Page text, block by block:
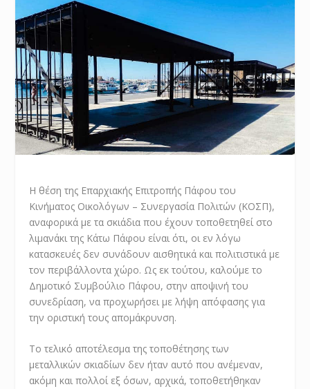
Η θέση της Επαρχιακής Επιτροπής Πάφου του
Κινήματος Οικολόγων – Συνεργασία Πολιτών (ΚΟΣΠ),
αναφορικά με τα σκιάδια που έχουν τοποθετηθεί στο
λιμανάκι της Κάτω Πάφου είναι ότι, οι εν λόγω
κατασκευές δεν συνάδουν αισθητικά και πολιτιστικά με
τον περιβάλλοντα χώρο. Ως εκ τούτου, καλούμε το
Δημοτικό Συμβούλιο Πάφου, στην αποψινή του
συνεδρίαση, να προχωρήσει με λήψη απόφασης για
την οριστική τους απομάκρυνση.
Το τελικό αποτέλεσμα της τοποθέτησης των
μεταλλικών σκιαδίων δεν ήταν αυτό που ανέμεναν,
ακόμη και πολλοί εξ όσων, αρχικά, τοποθετήθηκαν